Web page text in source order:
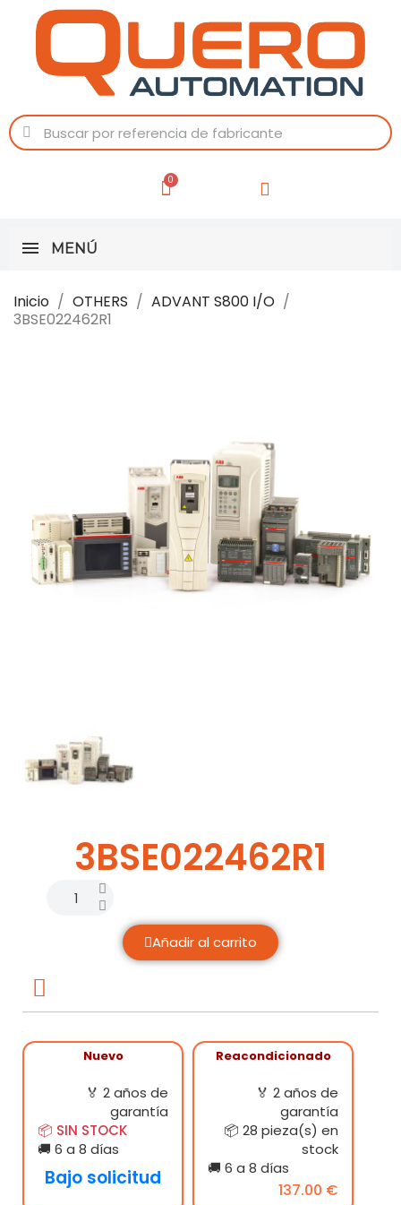
MENÚ
Inicio OTHERS
ADVANT S800 I/O
3BSE022462R1
3BSE022462R1
Añadir al carrito
Nuevo
🏅 2 años de
garantía
📦 SIN STOCK
🚚 6 a 8 días
Bajo solicitud
Reacondicionado
🏅 2 años de
garantía
📦 28 pieza(s) en
stock
🚚 6 a 8 días
137.00 €